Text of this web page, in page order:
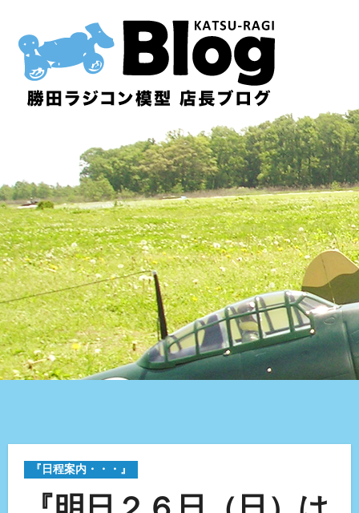
『日程案内・・・』